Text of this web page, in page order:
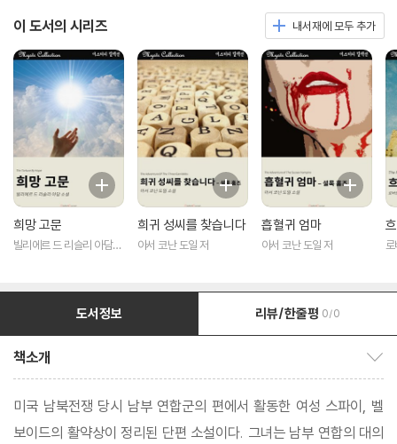
이 도서의 시리즈 내서재에 모두 추가
희망 고문
빌리에르 드 리슬리 아담
희귀 성씨를 찾습니다
아서 코난 도일 저
흡혈귀 엄마
아서 코난 도일 저
도서정보 리뷰/한줄평 0/0
책소개
미국 남북전쟁 당시 남부 연합군의 편에서 활동한 여성 스파이, 벨
보이드의 활약상이 정리된 단편 소설이다. 그녀는 남부 연합의 대의